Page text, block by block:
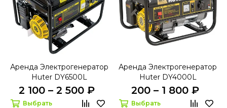
Аренда Электрогенератор
Huter DY6500L
2 100 – 2 500 ₽
Выбрать
Аренда Электрогенератор
Huter DY4000L
200 – 1 800 ₽
Выбрать